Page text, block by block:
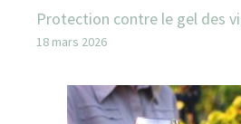
Protection contre le gel des
18 mars 2026